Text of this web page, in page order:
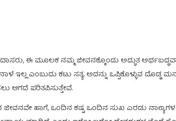
ಈ ಮೂಲಕ ನಮ್ಮ ಜೀವನಕ್ಕೊಂದು ಅದ್ಭುತ
ಇಲ್ಲ ಎಂಬುದು ಕಟು ಸತ್ಯ. ಅದನ್ನು ಒಪ್ಪಿಕೊಳ್ಳುವ ದೊಡ್ಡ
ಆಗದೆ ಪರಿತಪಿಸುತ್ತೇವೆ.
ಜೀವನವೇ ಹಾಗೆ, ಒಂದಿನ ಕಷ್ಟ ಒಂದಿನ ಸುಖ ಎರಡು